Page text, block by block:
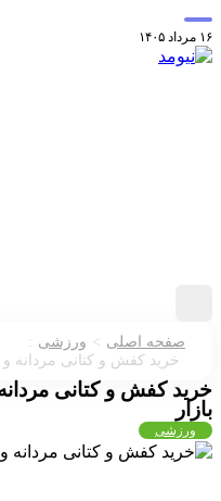
صفحه اصلی > ورزشی :
خرید کفش و کتانی مردانه و
کفش و کتانی مردانه و
ورزشی